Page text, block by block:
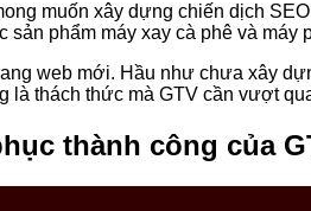
muốn xây dựng chiến dịch
phẩm máy xay cà phê và máy
web mới. Hầu như chưa xây
là thách thức mà GTV cần vượt
thành công của